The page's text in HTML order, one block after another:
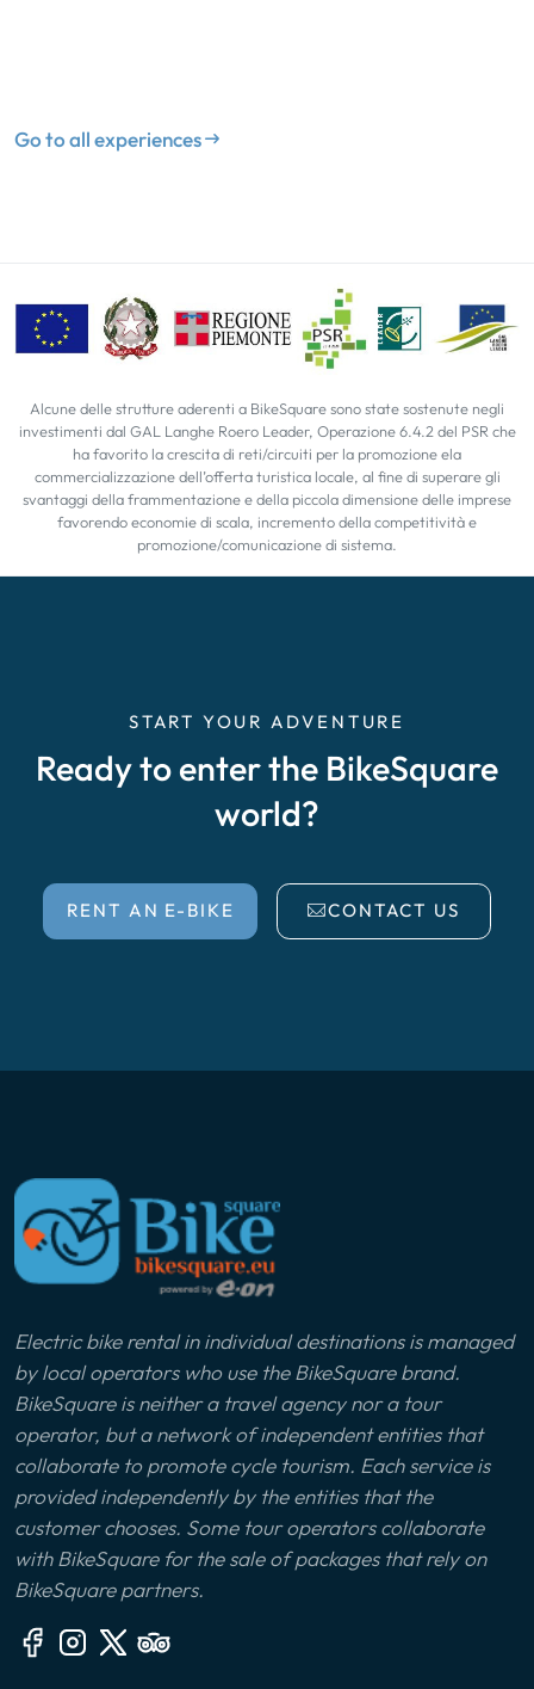
Go to all experiences
Alcune delle strutture aderenti a BikeSquare sono state sostenute negli
investimenti dal GAL Langhe Roero Leader, Operazione 6.4.2 del PSR che
ha favorito la crescita di reti/circuiti per la promozione ela
commercializzazione dell’offerta turistica locale, al fine di superare gli
svantaggi della frammentazione e della piccola dimensione delle imprese
favorendo economie di scala, incremento della competitività e
promozione/comunicazione di sistema.
START YOUR ADVENTURE
Ready to enter the BikeSquare
world?
RENT AN E-BIKE CONTACT US
Electric bike rental in individual destinations is managed
by local operators who use the BikeSquare brand.
BikeSquare is neither a travel agency nor a tour
operator, but a network of independent entities that
collaborate to promote cycle tourism. Each service is
provided independently by the entities that the
customer chooses. Some tour operators collaborate
with BikeSquare for the sale of packages that rely on
BikeSquare partners.